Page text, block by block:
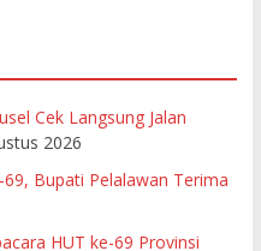
Cek Langsung Jalan
2026
Bupati Pelalawan Terima
HUT ke-69 Provinsi